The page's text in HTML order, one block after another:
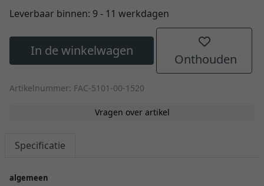
Leverbaar binnen: 9 - 11 werkdagen
In de winkelwagen
Onthouden
Artikelnummer: FAC-5101-00-1520
Vragen over artikel
Specificatie
algemeen